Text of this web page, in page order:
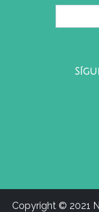
Copyright © 2021